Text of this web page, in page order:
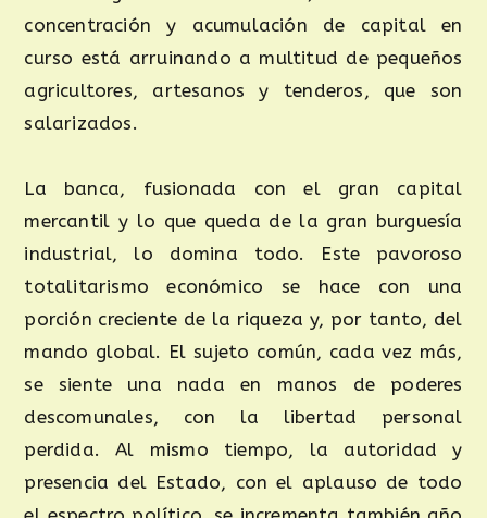
concentración y acumulación de capital en
curso está arruinando a multitud de pequeños
agricultores, artesanos y tenderos, que son
salarizados.
La banca, fusionada con el gran capital
mercantil y lo que queda de la gran burguesía
industrial, lo domina todo. Este pavoroso
totalitarismo económico se hace con una
porción creciente de la riqueza y, por tanto, del
mando global. El sujeto común, cada vez más,
se siente una nada en manos de poderes
descomunales, con la libertad personal
perdida. Al mismo tiempo, la autoridad y
presencia del Estado, con el aplauso de todo